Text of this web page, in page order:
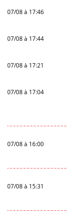
07/08 à 17:46
07/08 à 17:44
07/08 à 17:21
07/08 à 17:04
07/08 à 16:00
07/08 à 15:31